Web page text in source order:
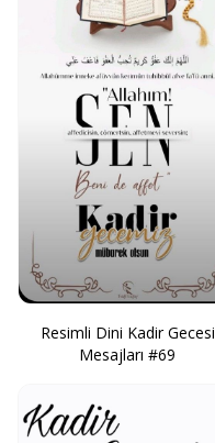
Resimli Dini Kadir Gecesi
Mesajları #69